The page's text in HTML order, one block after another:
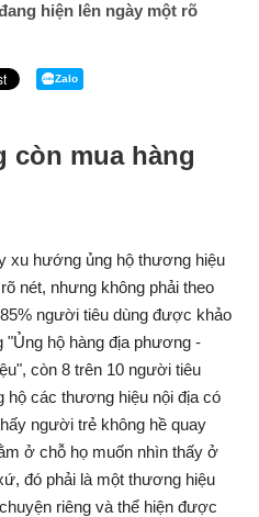
hiện lên ngày một rõ
Zalo
còn mua hàng
xu hướng ủng hộ thương hiệu
nét, nhưng không phải theo
người tiêu dùng được khảo
hộ hàng địa phương -
còn 8 trên 10 người tiêu
hộ các thương hiệu nội địa có
người trẻ không hề quay
ở chỗ họ muốn nhìn thấy ở
đó phải là một thương hiệu
riêng và thể hiện được